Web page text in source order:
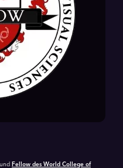
Fellow des World College of